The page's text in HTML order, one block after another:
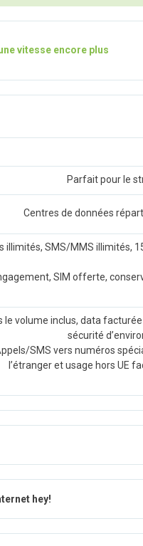
vitesse encore plus
Parfait pour le
Centres de données
illimités, SMS/MMS illimités,
SIM offerte,
le volume inclus, data
sécurité
SMS vers numéros
l’étranger et usage hors UE
hey!